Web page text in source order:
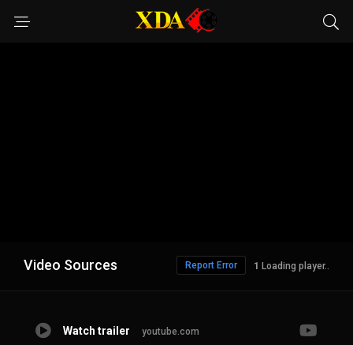
Video Sources 1 Loading player..
Report Error
Watch trailer youtube.com